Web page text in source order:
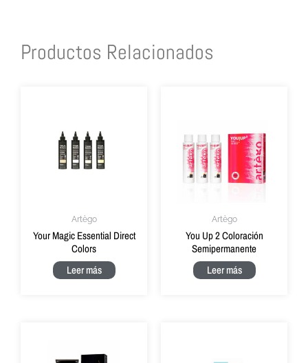
Productos Relacionados
Artègo
Your Magic Essential Direct
Colors
Leer más
Artègo
You Up 2 Coloración
Semipermanente
Leer más